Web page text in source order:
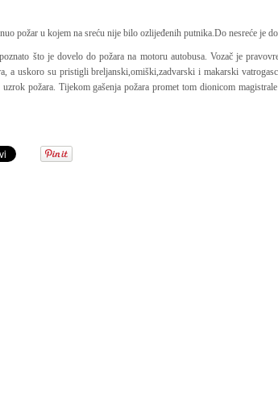
požar u kojem na sreću nije bilo ozlijeđenih putnika.Do nesreće je
što je dovelo do požara na motoru autobusa. Vozač je
a uskoro su pristigli breljanski,omiški,zadvarski i makarski
požara. Tijekom gašenja požara promet tom dionicom